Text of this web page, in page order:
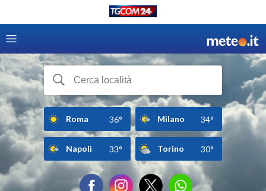
Roma 36° Milano 34°
Napoli 33° Torino 30°